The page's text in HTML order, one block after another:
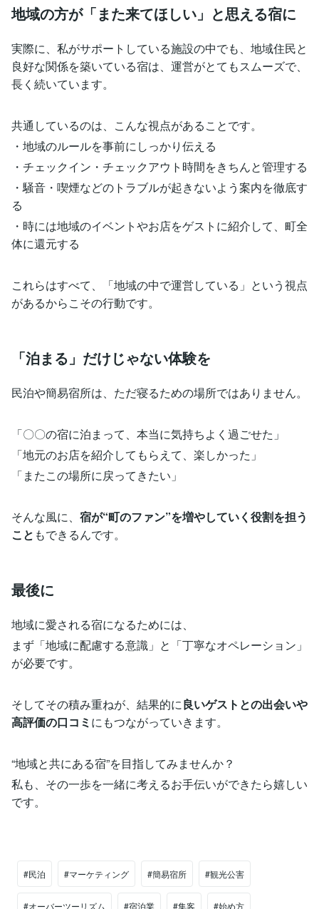
地域の方が「また来てほしい」と思える宿に
実際に、私がサポートしている施設の中でも、地域住民と
良好な関係を築いている宿は、運営がとてもスムーズで、
長く続いています。
共通しているのは、こんな視点があることです。
・地域のルールを事前にしっかり伝える
・チェックイン・チェックアウト時間をきちんと管理する
・騒音・喫煙などのトラブルが起きないよう案内を徹底す
る
・時には地域のイベントやお店をゲストに紹介して、町全
体に還元する
これらはすべて、「地域の中で運営している」という視点
があるからこその行動です。
「泊まる」だけじゃない体験を
民泊や簡易宿所は、ただ寝るための場所ではありません。
「〇〇の宿に泊まって、本当に気持ちよく過ごせた」
「地元のお店を紹介してもらえて、楽しかった」
「またこの場所に戻ってきたい」
そんな風に、 宿が“町のファン”を増やしていく役割を担う
こと もできるんです。
最後に
地域に愛される宿になるためには、
まず「地域に配慮する意識」と「丁寧なオペレーション」
が必要です。
そしてその積み重ねが、結果的に良いゲストとの出会いや
高評価の口コミ にもつながっていきます。
“地域と共にある宿”を目指してみませんか？
私も、その一歩を一緒に考えるお手伝いができたら嬉しい
です。
#民泊 #マーケティング #簡易宿所 #観光公害
#オーバーツーリズム #宿泊業 #集客 #始め方